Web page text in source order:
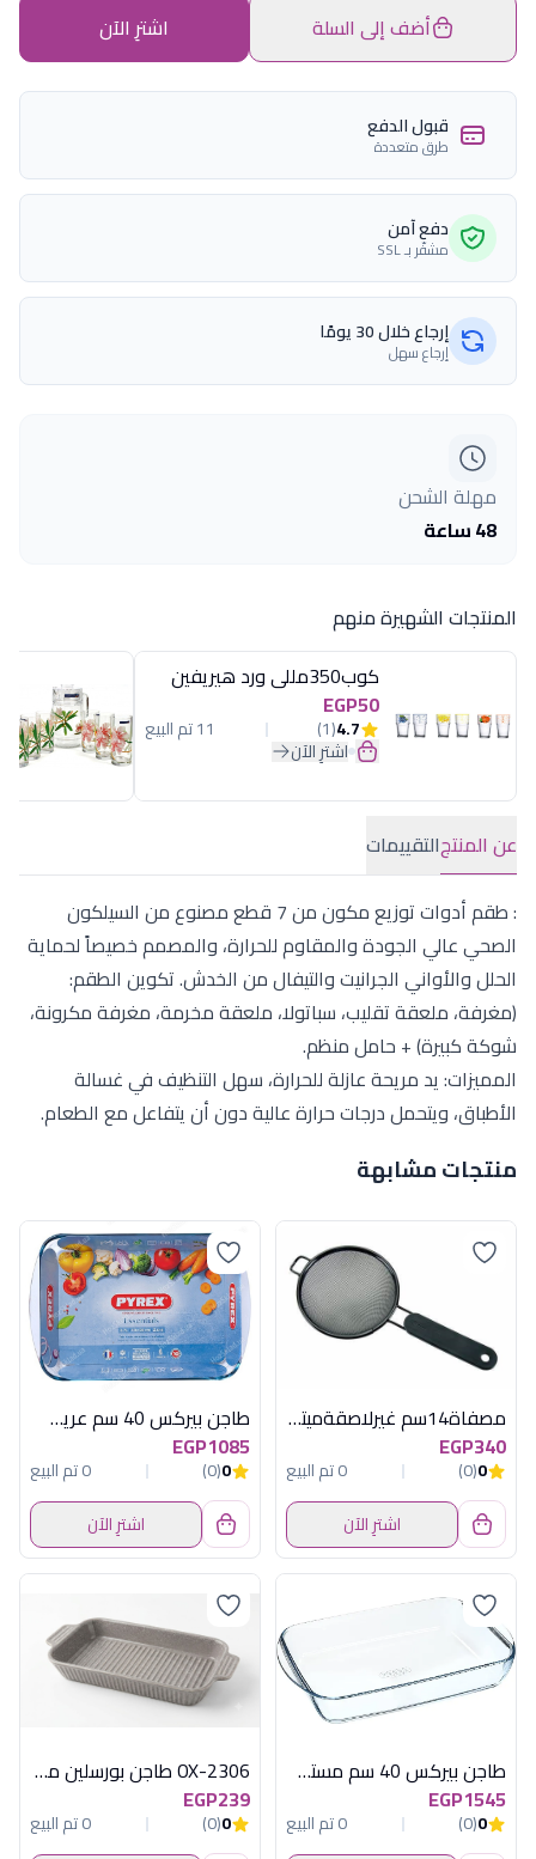
أضف إلى السلة اشترِ الآن
قبول الدفع
طرق متعددة
دفع آمن
مشفّر بـ SSL
إرجاع خلال 30 يومًا
إرجاع سهل
مهلة الشحن
48 ساعة
المنتجات الشهيرة منهم
كوب350مللى ورد هيريفين
EGP50
4.7
(1) 11 تم البيع
اشترِ الآن
عن المنتجالتقييمات
: طقم أدوات توزيع مكون من 7 قطع مصنوع من السيلكون
الصحي عالي الجودة والمقاوم للحرارة، والمصمم خصيصاً لحماية
الحلل والأواني الجرانيت والتيفال من الخدش. تكوين الطقم:
(مغرفة، ملعقة تقليب، سباتولا، ملعقة مخرمة، مغرفة مكرونة،
شوكة كبيرة) + حامل منظم.
المميزات: يد مريحة عازلة للحرارة، سهل التنظيف في غسالة
الأطباق، ويتحمل درجات حرارة عالية دون أن يتفاعل مع الطعام.
منتجات مشابهة
مصفاة14سم غيرلاصقةميتاليتكس الوان علبة
EGP340
0
(0)
0 تم البيع
اشترِ الآن
طاجن بيركس 40 سم عريض مستطيل
EGP1085
0
(0)
0 تم البيع
اشترِ الآن
طاجن بيركس 40 سم مستطيل بالغطاء
EGP1545
0
(0)
0 تم البيع
OX-2306 طاجن بورسلين مستطيل وسط اكسفورد
EGP239
0
(0)
0 تم البيع